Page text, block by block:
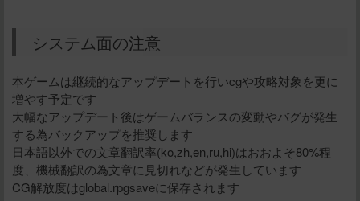
システム面の注意
本ゲームは継続的なアップデートを行いcgや攻略対象を更に
増やす予定です
大幅なアップデート後はゲームバランスの変動やバグが発生
する為バックアップを推奨します
日本語以外での文章翻訳率(ko,zh,en,ru,hi)はおおよそ80%程
度、機械翻訳の為文章に見切れなどが発生しています
CG解放度はglobal.rpgsaveに保存されます